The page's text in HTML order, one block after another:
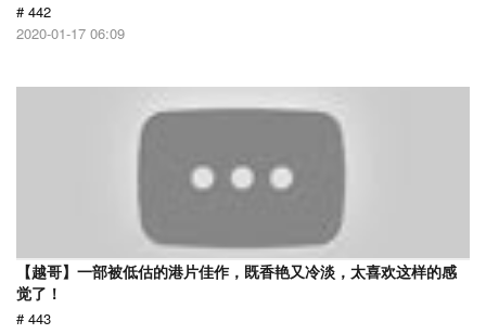
# 442
2020-01-17 06:09
【越哥】一部被低估的港片佳作，既香艳又冷淡，太喜欢这样的感
觉了！
# 443